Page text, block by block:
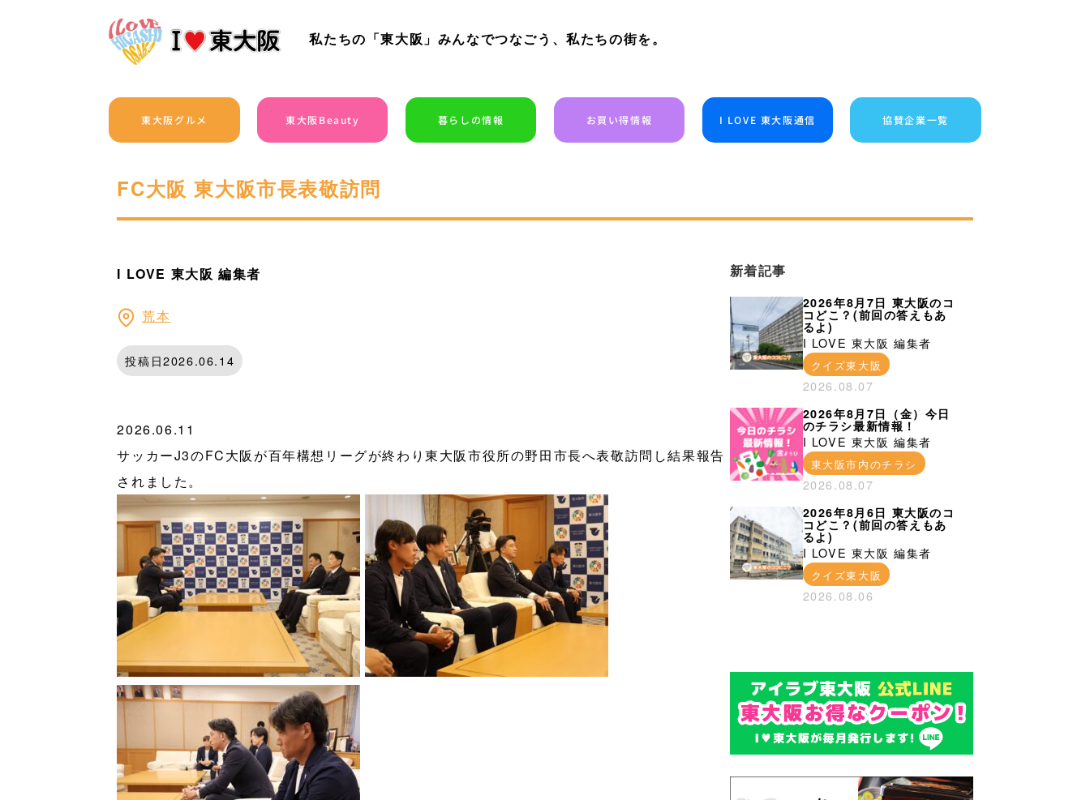
私たちの「東大阪」みんなでつなごう、私たちの街を。
東大阪グルメ 東大阪Beauty 暮らしの情報 お買い得情報 I LOVE 東大阪通信 協賛企業一覧
FC大阪 東大阪市長表敬訪問
I LOVE 東大阪 編集者
荒本
投稿日2026.06.14
2026.06.11
サッカーJ3のFC大阪が百年構想リーグが終わり東大阪市役所の野田市長へ表敬訪問し結果報告
されました。
新着記事
2026年8月7日 東大阪のコ
コどこ？(前回の答えもあ
るよ)
I LOVE 東大阪 編集者
クイズ東大阪
2026.08.07
2026年8月7日（金）今日
のチラシ最新情報！
I LOVE 東大阪 編集者
東大阪市内のチラシ
2026.08.07
2026年8月6日 東大阪のコ
コどこ？(前回の答えもあ
るよ)
I LOVE 東大阪 編集者
クイズ東大阪
2026.08.06